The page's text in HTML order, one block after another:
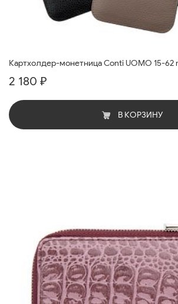
Картхолдер-монетница Conti UOMO 15-62
2 180 ₽
В КОРЗИНУ